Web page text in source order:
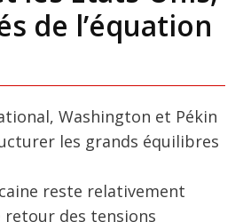
de l’équation
Washington et Pékin
les grands équilibres
reste relativement
des tensions